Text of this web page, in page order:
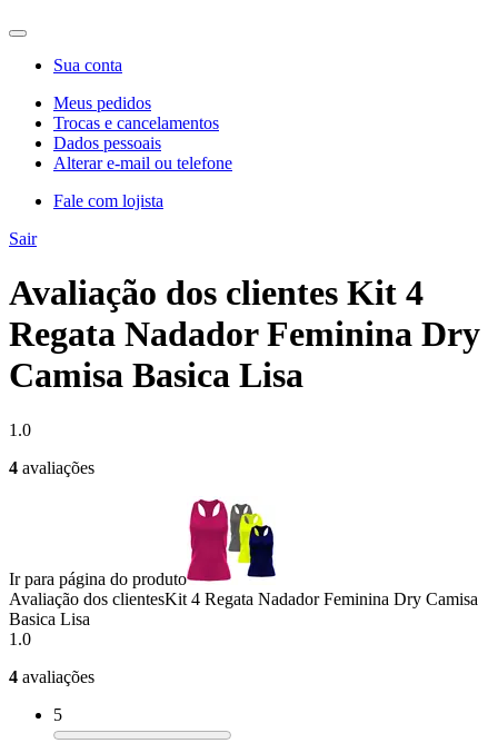
Sua conta
Meus pedidos
Trocas e cancelamentos
Dados pessoais
Alterar e-mail ou telefone
Fale com lojista
Sair
Avaliação dos clientes Kit 4
Regata Nadador Feminina Dry
Camisa Basica Lisa
1.0
4 avaliações
Ir para página do produto
Avaliação dos clientesKit 4 Regata Nadador Feminina Dry Camisa
Basica Lisa
1.0
4 avaliações
5